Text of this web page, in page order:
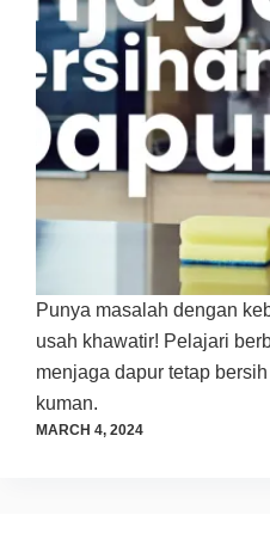
Punya masalah dengan
usah khawatir! Pelajari
menjaga dapur tetap
kuman.
MARCH 4, 2024